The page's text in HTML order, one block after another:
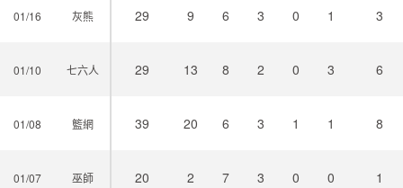
01/16 灰熊
01/10 七六人
01/08 籃網
01/07 巫師
29 9 6 3 0 1 3
29 13 8 2 0 3 6
39 20 6 3 1 1 8
20 2 7 3 0 0 1